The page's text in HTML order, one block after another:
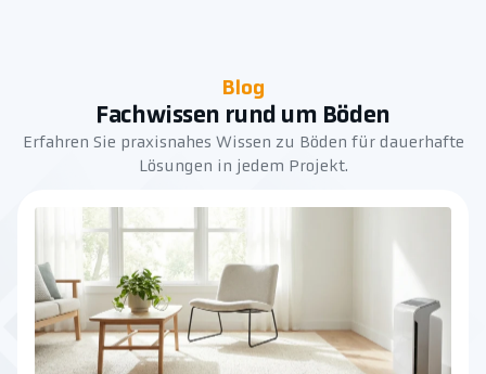
Blog
Fachwissen rund um Böden
Erfahren Sie praxisnahes Wissen zu Böden für dauerhafte
Lösungen in jedem Projekt.